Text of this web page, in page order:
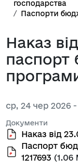
господарства
Паспорти
Наказ
паспорт
ср, 24 чер 2026 -
Документи
Наказ від
Паспорт
1217693